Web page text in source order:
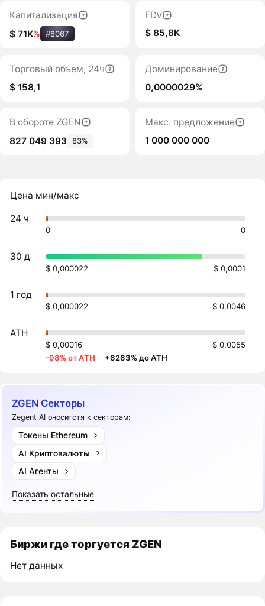
Капитализация
$ 71K% #8067
FDV
$ 85,8K
Торговый объем, 24ч
$ 158,1
Доминирование
0,0000029%
В обороте ZGEN
827 049 393 83%
Макс. предложение
1 000 000 000
Цена мин/макс
24 ч
0 0
30 д
$ 0,000022 $ 0,0001
1 год
$ 0,000022 $ 0,0046
ATH
$ 0,00016
$ 0,0055
-98% от ATH · +6263% до ATH
ZGEN Секторы
Zegent AI оноситстя к секторам:
Токены Ethereum
AI Криптовалюты
AI Агенты
Показать остальные
Биржи где торгуется ZGEN
Нет данных